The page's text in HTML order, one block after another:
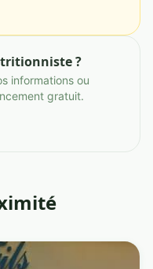
?
informations ou
gratuit.